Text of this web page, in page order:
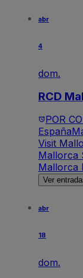
abr
4
dom.
RCD
POR
España
Visit
Mallorca
Mallorca
Ver
abr
18
dom.